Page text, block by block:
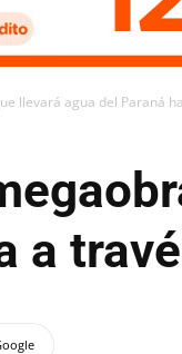
llevará agua del Paraná
a